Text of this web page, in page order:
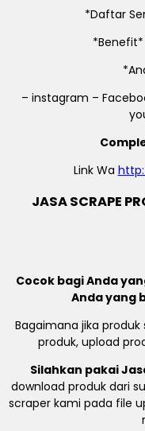
*Daftar
*Benefit*
– instagram –
Link Wa
JASA SCRAPE
Cocok bagi Anda
Anda yang
Bagaimana jika
produk, upload
Silahkan pakai
download produk dari
scraper kami pada file